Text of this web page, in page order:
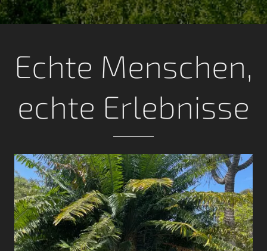
Echte Menschen,
echte Erlebnisse